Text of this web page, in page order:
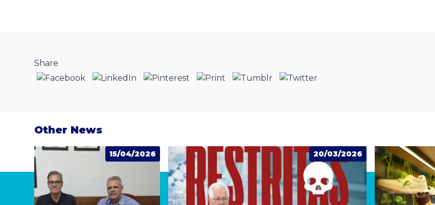
Share
Other News
20/03/2026 05/03/2026